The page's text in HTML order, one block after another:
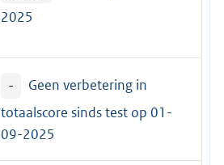
2025
-
Geen verbetering in
totaalscore sinds test op 01-
09-2025